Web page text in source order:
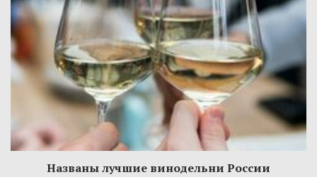
Названы лучшие винодельни России